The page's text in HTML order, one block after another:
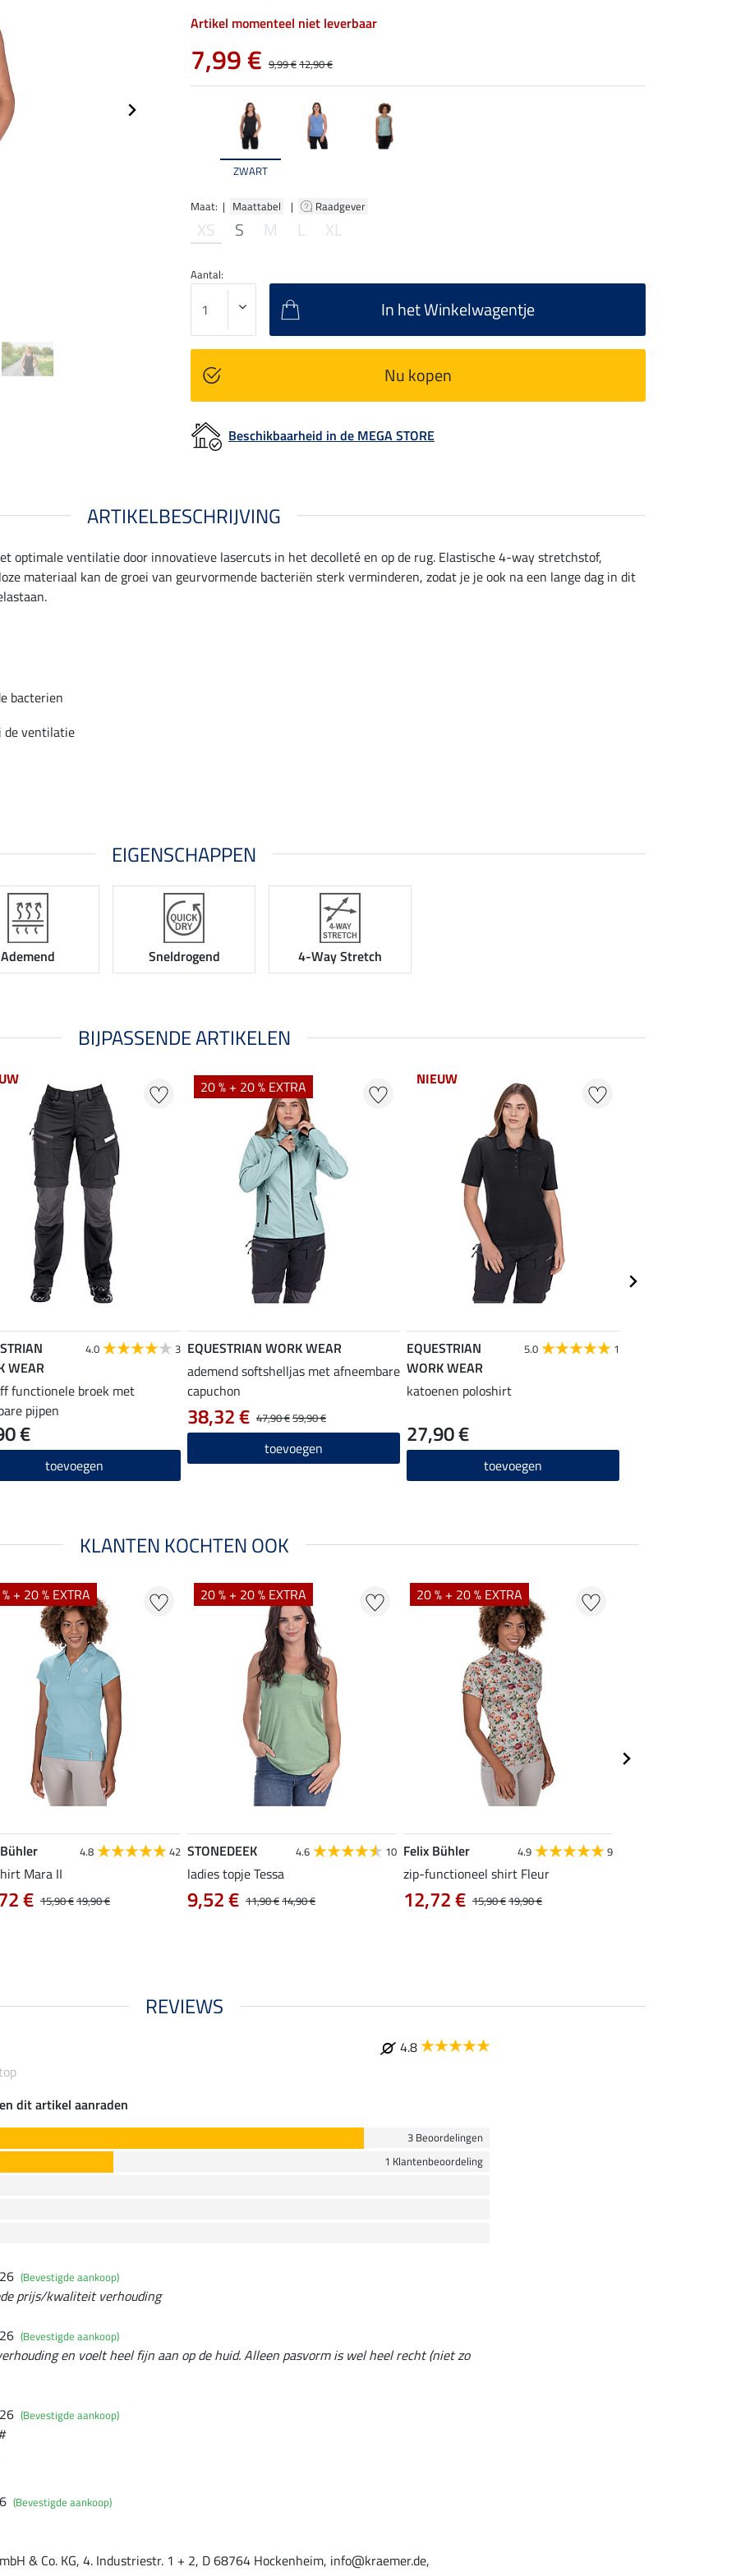
ZWART
Maat: | Maattabel | Raadgever
XS S M L XL
Artikel momenteel niet leverbaar
7,99 € 9,99 €12,90 €
Aantal:
In het Winkelwagentje
Nu kopen
Beschikbaarheid in de MEGA STORE
ARTIKELBESCHRIJVING
optimale ventilatie door innovatieve lasercuts in het decolleté en op de rug. Elastische 4-way stretchstof,
materiaal kan de groei van geurvormende bacteriën sterk verminderen, zodat je je ook na een lange dag in dit
bacterien
de ventilatie
EIGENSCHAPPEN
Ademend Sneldrogend 4-Way Stretch
BIJPASSENDE ARTIKELEN
WEAR
4.0 3
functionele broek met
pijpen
€
toevoegen
20 % + 20 % EXTRA
EQUESTRIAN WORK WEAR
ademend softshelljas met afneembare
capuchon
47,90 €59,90 €
38,32 €
toevoegen
NIEUW
EQUESTRIAN
WORK WEAR
5.0 1
katoenen poloshirt
27,90 €
toevoegen
KLANTEN KOCHTEN OOK
+ 20 % EXTRA
4.8 42
Mara II
15,90 €19,90 €
€
20 % + 20 % EXTRA
STONEDEEK 4.6 10
ladies topje Tessa
11,90 €14,90 €
9,52 €
20 % + 20 % EXTRA
Felix Bühler 4.9 9
zip-functioneel shirt Fleur
15,90 €19,90 €
12,72 €
REVIEWS
4.8
dit artikel aanraden
3 Beoordelingen
1 Klantenbeoordeling
(Bevestigde aankoop)
prijs/kwaliteit verhouding
(Bevestigde aankoop)
en voelt heel fijn aan op de huid. Alleen pasvorm is wel heel recht (niet zo
(Bevestigde aankoop)
(Bevestigde aankoop)
& Co. KG, 4. Industriestr. 1 + 2, D 68764 Hockenheim, info@kraemer.de,